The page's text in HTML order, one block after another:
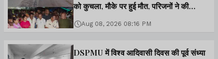
को कुचला, मौके पर हुई मौत, परिजनों ने की
मुआवजे की मांग
Aug 08, 2026 08:16 PM
DSPMU में विश्व आदिवासी दिवस की पूर्व संध्या